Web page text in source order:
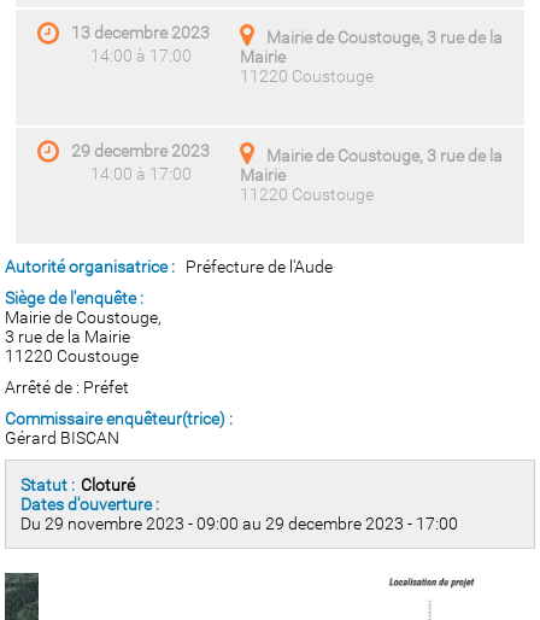
13 decembre 2023
14:00 à 17:00
Mairie de Coustouge, 3 rue de la
Mairie
11220 Coustouge
29 decembre 2023
14:00 à 17:00
Mairie de Coustouge, 3 rue de la
Mairie
11220 Coustouge
Autorité organisatrice :
Préfecture de l'Aude
Siège de l'enquête :
Mairie de Coustouge,
3 rue de la Mairie
11220 Coustouge
Arrêté de : Préfet
Commissaire enquêteur(trice) :
Gérard BISCAN
Statut : Cloturé
Dates d'ouverture :
Du 29 novembre 2023 - 09:00 au 29 decembre 2023 - 17:00